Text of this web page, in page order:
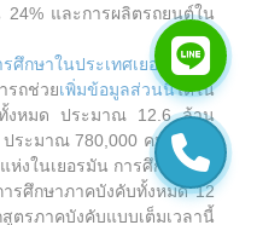
24% และการผลิตรถยนต์ใน
รศึกษาในประเทศเยอรมนี
ถช่วยเพิ่มข้อมูลส่วนนี้ได้ใน
ทั้งหมด ประมาณ 12.6 ล้าน
ระมาณ 780,000 คน ตามที่
ห่งในเยอรมัน การศึกษาภาค
รศึกษาภาคบังคับทั้งหมด 12
ตรภาคบังคับแบบเต็มเวลานี้